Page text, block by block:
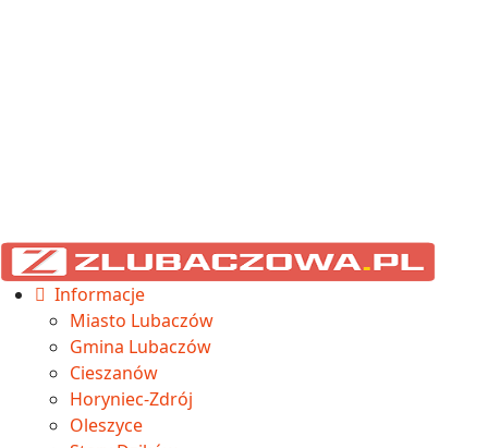
Informacje
Miasto Lubaczów
Gmina Lubaczów
Cieszanów
Horyniec-Zdrój
Oleszyce